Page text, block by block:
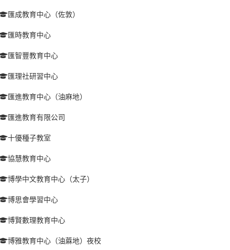
匯成教育中心（佐敦）
匯時教育中心
匯智豐教育中心
匯理社研習中心
匯進教育中心（油麻地）
匯進教育有限公司
十優種子教室
協慧教育中心
博學中文教育中心（太子）
博思會學習中心
博賢數理教育中心
博雅教育中心（油蔴地）夜校